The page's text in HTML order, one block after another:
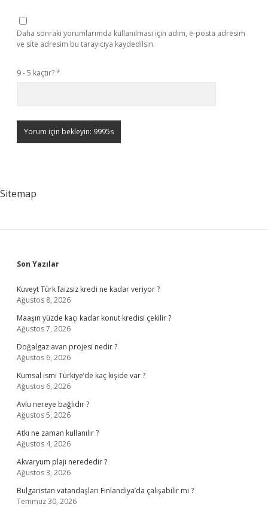
Daha sonraki yorumlarımda kullanılması için adım, e-posta adresim
ve site adresim bu tarayıcıya kaydedilsin.
9 - 5 kaçtır?*
Sitemap
Sidebar
Son Yazılar
Kuveyt Türk faizsiz kredi ne kadar veriyor ?
Ağustos 8, 2026
Maaşın yüzde kaçı kadar konut kredisi çekilir ?
Ağustos 7, 2026
Doğalgaz avan projesi nedir ?
Ağustos 6, 2026
Kumsal ismi Türkiye’de kaç kişide var ?
Ağustos 6, 2026
Avlu nereye bağlıdır ?
Ağustos 5, 2026
Atkı ne zaman kullanılır ?
Ağustos 4, 2026
Akvaryum plajı nerededir ?
Ağustos 3, 2026
Bulgaristan vatandaşları Finlandiya’da çalışabilir mi ?
Temmuz 30, 2026